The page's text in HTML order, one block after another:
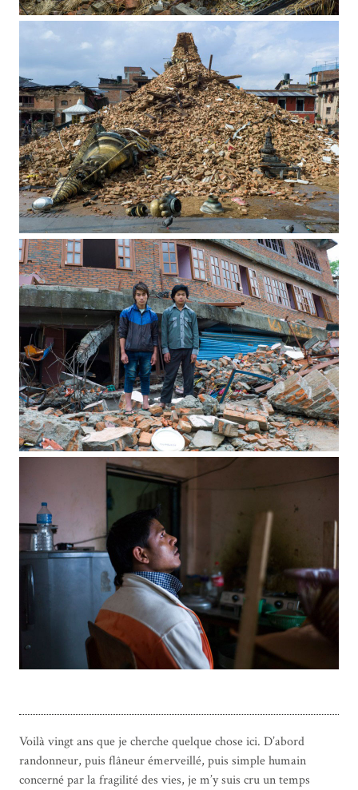
Voilà vingt ans que je cherche quelque chose ici. D’abord
randonneur, puis flâneur émerveillé, puis simple humain
concerné par la fragilité des vies, je m’y suis cru un temps